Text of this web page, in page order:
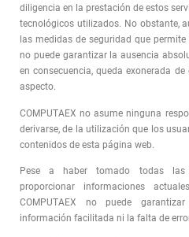
diligencia en la prestación de estos
tecnológicos utilizados. No obstante,
las medidas de seguridad que
no puede garantizar la ausencia
en consecuencia, queda exonerada
aspecto.
COMPUTAEX no asume ninguna
derivarse, de la utilización que los
contenidos de esta página web.
Pese a haber tomado todas las
proporcionar informaciones
COMPUTAEX no puede
información facilitada ni la falta de